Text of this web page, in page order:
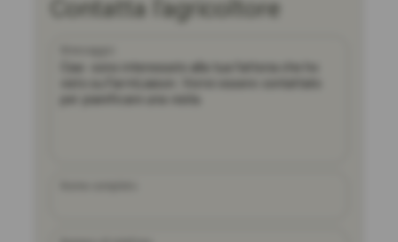
Contatta l'agricoltore